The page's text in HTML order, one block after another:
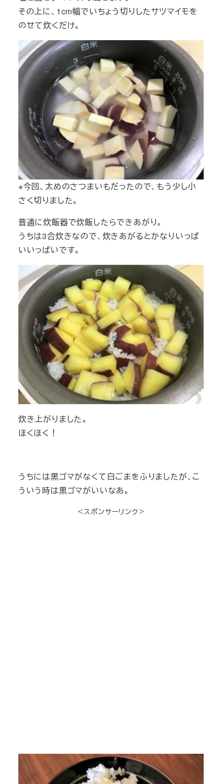
その上に、1cm幅でいちょう切りしたサツマイモを
のせて炊くだけ。
※今回、太めのさつまいもだったので、もう少し小
さく切りました。
普通に炊飯器で炊飯したらできあがり。
うちは3合炊きなので、炊きあがるとかなりいっぱ
いいっぱいです。
炊き上がりました。
ほくほく！
うちには黒ゴマがなくて白ごまをふりましたが、こ
ういう時は黒ゴマがいいなあ。
＜スポンサーリンク＞